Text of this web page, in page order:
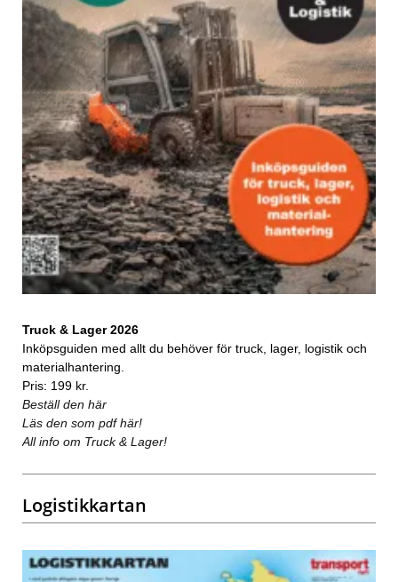
Truck & Lager 2026
Inköpsguiden med allt du behöver för truck, lager, logistik och
materialhantering.
Pris: 199 kr.
Beställ den här
Läs den som pdf här!
All info om Truck & Lager!
Logistikkartan